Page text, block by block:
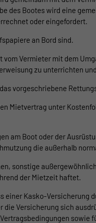
des Bootes wird eine
oder eingefordert.
an Bord sind.
Vermieter mit dem
zu unterrichten
vorgeschriebene
Mietvertrag unter
am Boot oder der
die außerhalb
sonstige
der Mietzeit haftet.
einer Kasko-
Versicherung sich
sowie